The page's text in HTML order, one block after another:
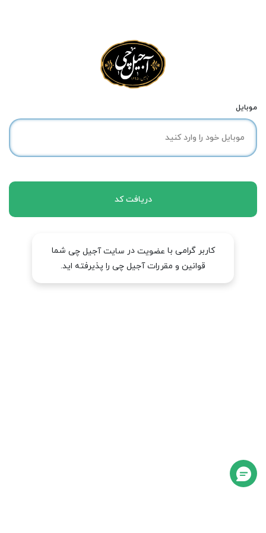
موبایل
دریافت کد
کاربر گرامی با عضویت در سایت آجیل چی شما
قوانین و مقررات آجیل چی را پذیرفته اید.